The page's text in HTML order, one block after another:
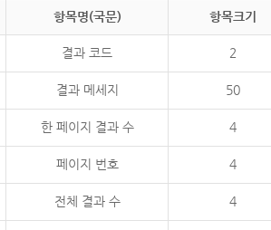
항목명(국문) 항목크기
결과 코드 2
결과 메세지 50
한 페이지 결과 수 4
페이지 번호 4
전체 결과 수 4